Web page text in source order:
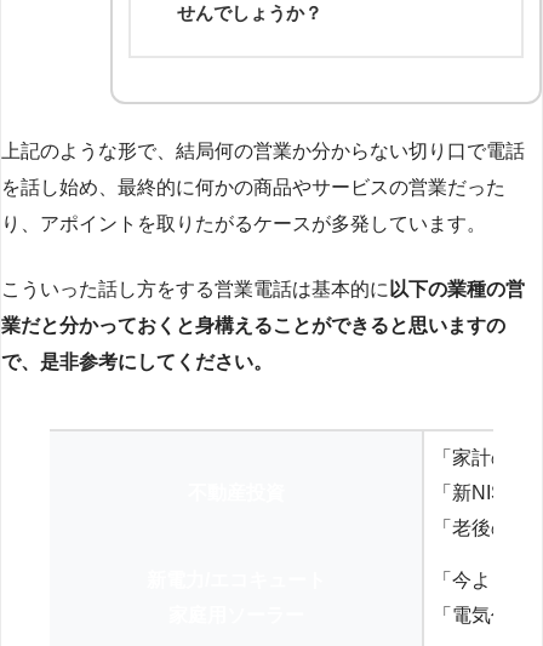
せんでしょうか？
上記のような形で、結局何の営業か分からない切り口で電話
を話し始め、最終的に何かの商品やサービスの営業だった
り、アポイントを取りたがるケースが多発しています。
こういった話し方をする営業電話は基本的に 以下の業種の営
業だと分かっておくと身構えることができると思いますの
で、是非参考にしてください。
「家計の見
「新NISA
「老後の
「今より
「電気代を